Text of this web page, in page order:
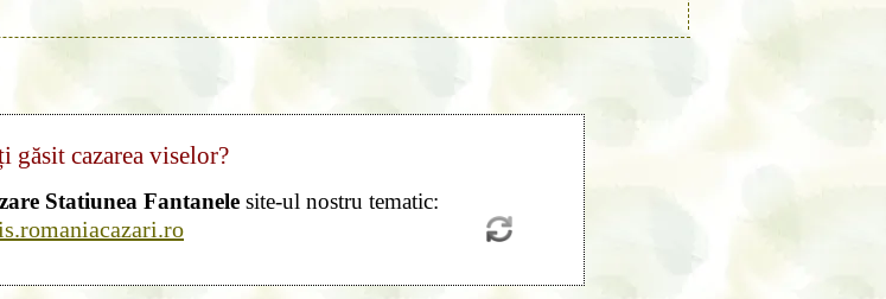
găsit cazarea viselor?
Statiunea Fantanelesite-ul nostru tematic: